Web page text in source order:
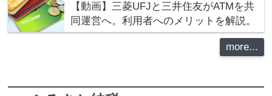
【動画】三菱UFJと三井住友がATMを共
同運営へ。利用者へのメリットを解説。
more...